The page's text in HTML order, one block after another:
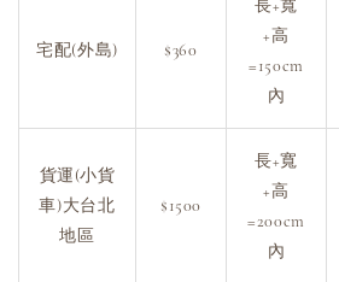
宅配(外島) $360
長+寬
+高
=150cm
內
貨運(小貨
車)大台北
地區
$1500
長+寬
+高
=200cm
內